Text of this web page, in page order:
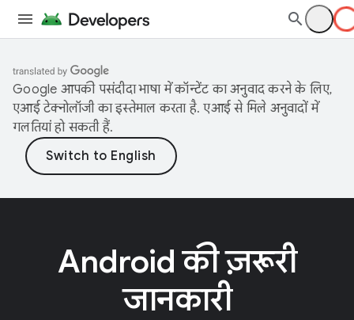
Google आपकी पसंदीदा भाषा में कॉन्टेंट का अनुवाद करने के लिए,
एआई टेक्नोलॉजी का इस्तेमाल करता है. एआई से मिले अनुवादों में
गलतियां हो सकती हैं.
Android की ज़रूरी
जानकारी